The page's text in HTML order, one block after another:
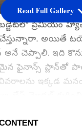
ప్రీమియం
అయితే
చెప్పాలి. ఇది
ఫైనాన్స్ ప్లాన్‌తో
ఇక్కడ మనం
ఈ ధర
Read Full Gallery